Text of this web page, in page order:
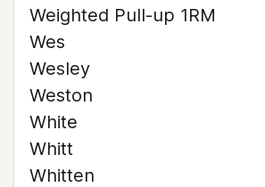
Weighted Pull-up 1RM
Wes
Wesley
Weston
White
Whitt
Whitten